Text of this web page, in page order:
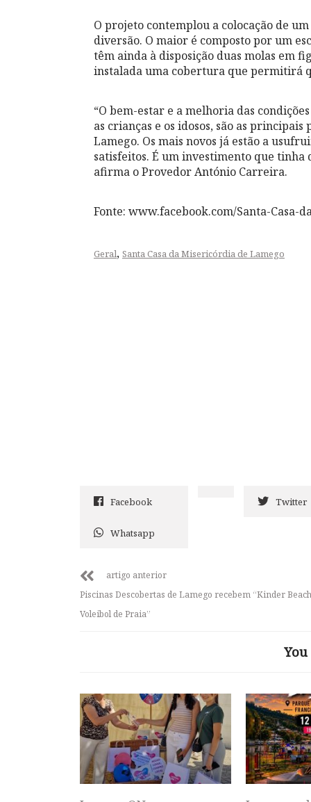
O projeto contemplou a colocação de
diversão. O maior é composto por um
têm ainda à disposição duas molas em
instalada uma cobertura que permitirá
“O bem-estar e a melhoria das
as crianças e os idosos, são as
Lamego. Os mais novos já estão a
satisfeitos. É um investimento que tinha
afirma o Provedor António Carreira.
Fonte: www.facebook.com/Santa-Casa-
Geral, Santa Casa da Misericórdia de Lamego
Facebook Twitter
Whatsapp
artigo anterior
Piscinas Descobertas de Lamego recebem “Kinder
Voleibol de Praia”